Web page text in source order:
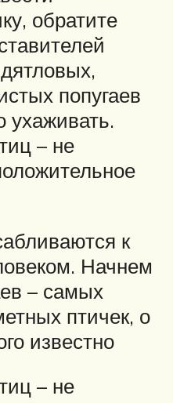
обратите
попугаев
ухаживать.
– не
к
Начнем
– самых
птичек, о
известно
– не